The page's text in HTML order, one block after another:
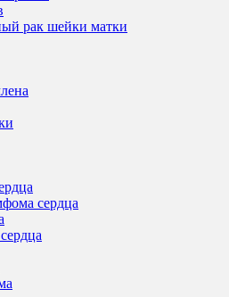
рак шейки матки
сердца